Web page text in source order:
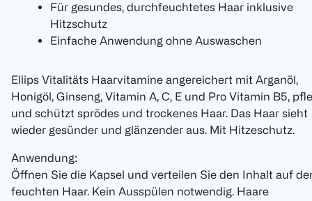
Für gesundes, durchfeuchtetes Haar inklusive
Hitzschutz
Einfache Anwendung ohne Auswaschen
Ellips Vitalitäts Haarvitamine angereichert mit Arganöl,
Honigöl, Ginseng, Vitamin A, C, E und Pro Vitamin B5,
und schützt sprödes und trockenes Haar. Das Haar sieht
wieder gesünder und glänzender aus. Mit Hitzeschutz.
Anwendung:
Öffnen Sie die Kapsel und verteilen Sie den Inhalt auf
feuchten Haar. Kein Ausspülen notwendig. Haare